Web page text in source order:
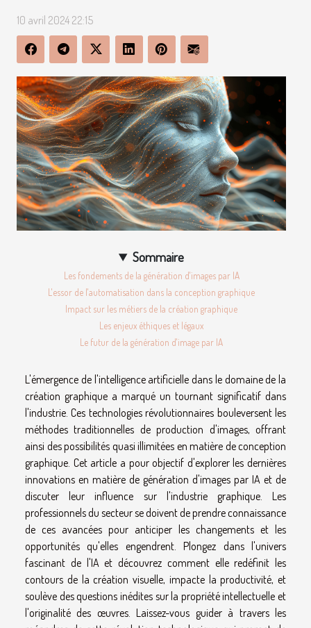
10 avril 2024 22:15
Sommaire
Les fondements de la génération d'images par IA
L'essor de l'automatisation dans la conception graphique
Impact sur les métiers de la création graphique
Les enjeux éthiques et légaux
Le futur de la génération d'image par IA
L'émergence de l'intelligence artificielle dans le domaine de la
création graphique a marqué un tournant significatif dans
l'industrie. Ces technologies révolutionnaires bouleversent les
méthodes traditionnelles de production d'images, offrant
ainsi des possibilités quasi illimitées en matière de conception
graphique. Cet article a pour objectif d'explorer les dernières
innovations en matière de génération d'images par IA et de
discuter leur influence sur l'industrie graphique. Les
professionnels du secteur se doivent de prendre connaissance
de ces avancées pour anticiper les changements et les
opportunités qu'elles engendrent. Plongez dans l'univers
fascinant de l'IA et découvrez comment elle redéfinit les
contours de la création visuelle, impacte la productivité, et
soulève des questions inédites sur la propriété intellectuelle et
l'originalité des œuvres. Laissez-vous guider à travers les